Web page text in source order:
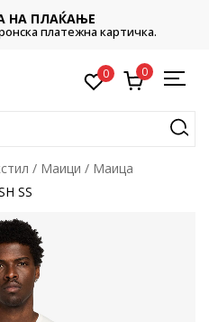
НА ПЛАЌАЊЕ
платежна картичка.
0 0
Маици
Маица
SS